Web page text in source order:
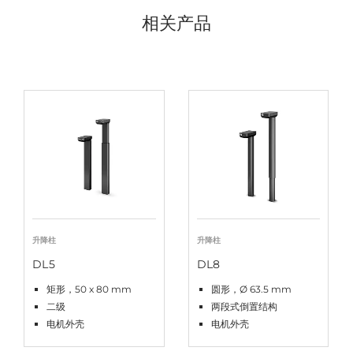
相关产品
升降柱
DL5
矩形，50 x 80 mm
二级
电机外壳
升降柱
DL8
圆形，Ø 63.5 mm
两段式倒置结构
电机外壳